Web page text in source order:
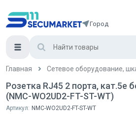
Город
Главная Сетевое оборудование,
Розетка RJ45 2 порта, кат.5e
(NMC-WO2UD2-FT-ST-WT)
Артикул: NMC-WO2UD2-FT-ST-WT